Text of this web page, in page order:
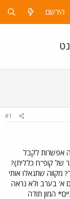
הירשם
#1
אפשרות לקבל
של קופ"ח כללית)?
מקווה שתגאלו אותי
א' בערב ולא נראה
המון תודה